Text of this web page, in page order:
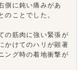
側に鈍い痛みがあ
のことでした。
の筋肉に強い緊張が
かけてのハリが顕著
ング時の着地衝撃が